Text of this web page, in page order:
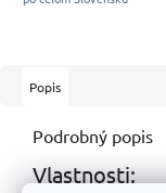
Popis
Podrobný popis
Vlastnosti: